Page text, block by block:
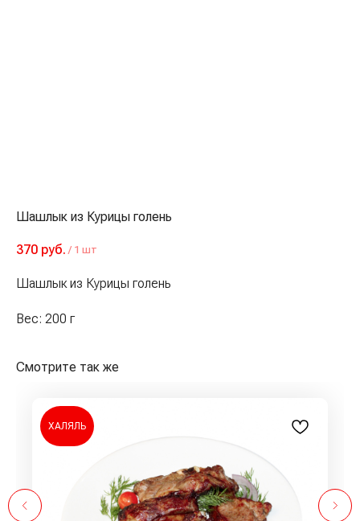
Шашлык из Курицы голень
370 руб. / 1 шт
Шашлык из Курицы голень
Вес: 200 г
Смотрите так же
ХАЛЯЛЬ